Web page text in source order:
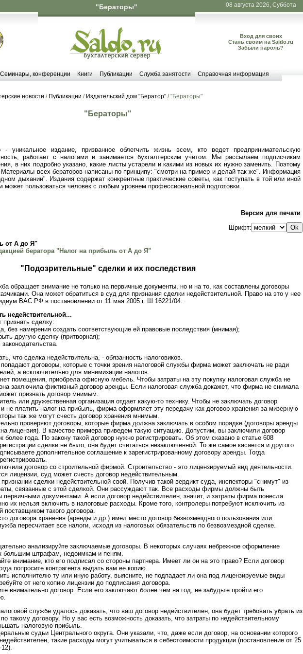
"Бераторы" 08 августа 2026, Суббота
Вход для своих
Стань своим на Saldo.ru
Забыли пароль?
Семинары, конференции Книги Публикации Служба занятости Справочная информация
новости / Публикации / Издательский дом "Бератор" / "Бераторы"
"Бераторы"
- уникальное издание, призванное облегчить жизнь всем, кто ведет предпринимательскую
работает с налогами и занимается бухгалтерским учетом. Мы рассылаем подписчикам
в них подробно указано, какие листы устарели и какими из новых их нужно заменить. Поэтому
Материалы всех бераторов написаны по принципу: "смотри на пример и делай так же". Информация
дыхании". Издания содержат конкрентные практические советы, как поступать в той или иной
может пользоваться человек с любым уровнем профессиональной подготовки.
Версия для печати
Шрифт:
от А до Я"
бератора "Налог на прибыль от А до Я"
"Подозрительные" сделки и их последствия
обращает внимание не только на первичные документы, но и на то, как составлены договоры
Она может обратиться в суд для признания сделки недействительной. Право на это у нее
ВАС РФ в постановлении от 11 мая 2005 г. Ш 16221/04.
недействительной...
сделку:
без намерения создать соответствующие ей правовые последствия (мнимая);
другую сделку (притворная);
что сделка недействительна, - обязанность налоговиков.
попадают договоры, которые с точки зрения налоговой службы фирма может заключать не ради
а исключительно для минимизации налогов.
помещения, приобрела офисную мебель. Чтобы затраты на эту покупку налоговая служба не
заключила фиктивный договор аренды. Если налоговая служба докажет, что фирма не снимала
признать договор мнимым.
или дружественная организация отдает какую-то технику. Чтобы не заключать договор
и не платить налог на прибыль, фирма оформляет эту передачу как договор хранения за мизерную
так же могут счесть договор хранения мнимым.
проверяют договоры, которые фирма должна заключать в особом порядке (договоры аренды
лицензия). В качестве примера приведем такую ситуацию. Допустим, вы заключили договор
года. По закону такой договор нужно регистрировать. Об этом сказано в статье 608
сделки не было, она будет считаться незаключенной. То же самое касается и другого
дополнительное соглашение к зарегистрированному договору аренды. Тогда
договор со строительной фирмой. Строительство - это лицензируемый вид деятельности.
лицензии, суд может счесть договор недействительным.
сделки недействительной свой. Получив такой вердикт суда, инспекторы "снимут" из
связанные с этой сделкой. Они рассуждают так. Все расходы фирмы должны быть
документами. А если договор недействителен, значит, и затраты фирма понесла
их нельзя включить в налоговые расходы. Кроме того, контролеры потребуют исключить из
такого договора.
договора хранения (аренды и др.) имел место договор безвозмездного пользования или
пересчитает все налоги, исходя из налоговых обязательств по безвозмездной сделке.
анализируйте заключаемые договоры. В некоторых случаях небрежное оформление
большим штрафам, недоимкам и пеням.
внимание, кто его подписал со стороны партнера. Имеет ли он на это право? Если договор
попросите контрагента выдать вам ее копию.
исполнителю ту или иную работу, выясните, не подпадает ли она под лицензируемые виды
от него копию лицензии до подписания договора.
внимательно договор. Если его заключают более чем на год, не забудьте пройти его
службе удалось доказать, что ваш договор недействителен, она будет требовать убрать из
такому договору. Но у вас есть возможность доказать, что затраты по недействительному
налоговую прибыль.
судьи Центрального округа. Они указали, что, даже если договор, на основании которого
такие расходы могут учитываться в себестоимости продукции (постановление от 25